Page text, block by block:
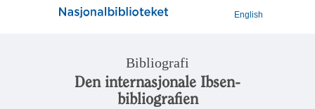
English
Bibliografi
Den internasjonale Ibsen-
bibliografien